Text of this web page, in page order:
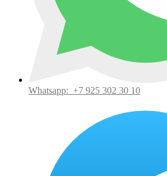
Whatsapp: +7 925 302 30 10